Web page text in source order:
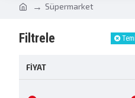
Süpermarket
Filtrele
FIYAT